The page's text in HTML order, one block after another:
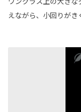
えながら、小回りがき